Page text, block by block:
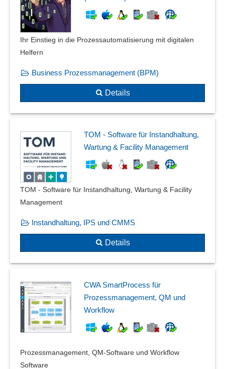
Office-Integration
Outlook-Integration
Paternoster-Schnittstellen
Peripherie
PPS-Schnittstellen
Prozessschnittstelle
Schnittstellen
Schnittstellen für Mitarbeitende und Besucher
Schnittstellen PPD, EDM
Schnittstellen zu betrieblichen Daten
Schnittstellen zu TAPI/SIP
Schnittstellen zur Rechnungsstellung
Service-Außendienst
Stammdatenschnittstelle
Standardschnittstellen
Stapelschnittstellen
Systemkomponenten
TAPI
TWAIN-Schnittstelle
Wägesysteme
Web-Service-Integration
Ihr Einstieg in die Prozessautomatisierung mit digitalen
Helfern
Business Prozessmanagement (BPM)
Details
TOM - Software für Instandhaltung,
Wartung & Facility Management
TOM - Software für Instandhaltung, Wartung & Facility
Management
Instandhaltung, IPS und CMMS
Details
CWA SmartProcess für
Prozessmanagement, QM und
Workflow
Prozessmanagement, QM-Software und Workflow
Software